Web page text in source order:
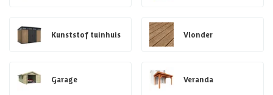
Kunststof tuinhuis Vlonder
Garage Veranda